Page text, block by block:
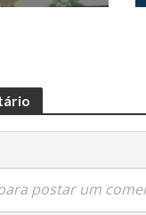
postar um